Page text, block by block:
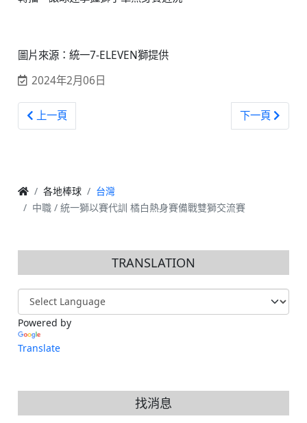
圖片來源：統一7-ELEVEN獅提供
2024年2月06日
上一篇文章: 中職 / 先發左投魔神樂降臨桃猿！本季外籍左投
上一頁 下一篇文章:
下一頁
各地棒球
台灣
中職 / 統一獅以賽代訓 橘白熱身賽備戰雙獅交流賽
TRANSLATION
Powered by
Translate
找消息